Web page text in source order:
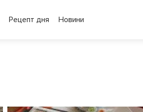
Рецепт дня Новини